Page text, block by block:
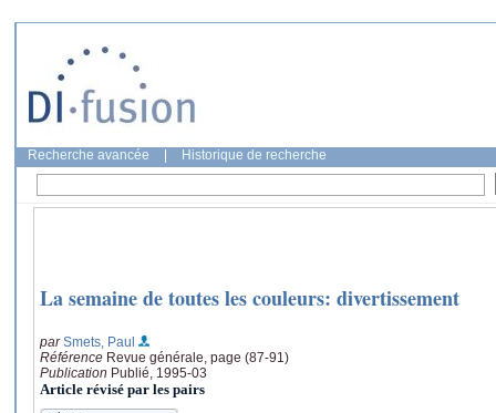
Recherche avancée Historique de recherche
La semaine de toutes les couleurs: divertissement
parSmets, Paul
Référence Revue générale, page (87-91)
Publication Publié, 1995-03
Article révisé par les pairs